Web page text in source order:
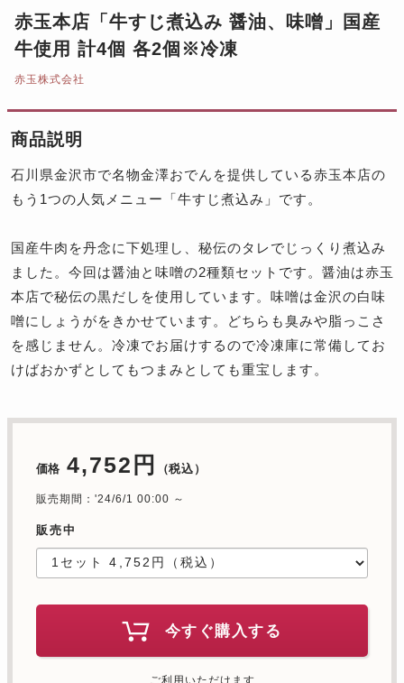
赤玉本店「牛すじ煮込み 醤油、味噌」国産
牛使用 計4個 各2個※冷凍
赤玉株式会社
商品説明
石川県金沢市で名物金澤おでんを提供している赤玉本店の
もう1つの人気メニュー「牛すじ煮込み」です。
国産牛肉を丹念に下処理し、秘伝のタレでじっくり煮込み
ました。今回は醤油と味噌の2種類セットです。醤油は赤玉
本店で秘伝の黒だしを使用しています。味噌は金沢の白味
噌にしょうがをきかせています。どちらも臭みや脂っこさ
を感じません。冷凍でお届けするので冷凍庫に常備してお
けばおかずとしてもつまみとしても重宝します。
価格 4,752円 （税込）
販売期間：'24/6/1 00:00 ～
販売中
今すぐ購入する